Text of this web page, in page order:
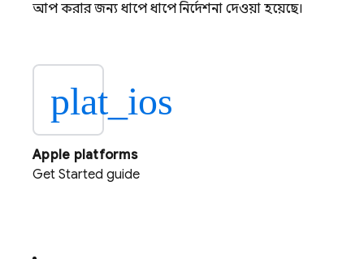
আপ করার জন্য ধাপে ধাপে নির্দেশনা দেওয়া হয়েছে।
plat_ios
Apple platforms
Get Started guide